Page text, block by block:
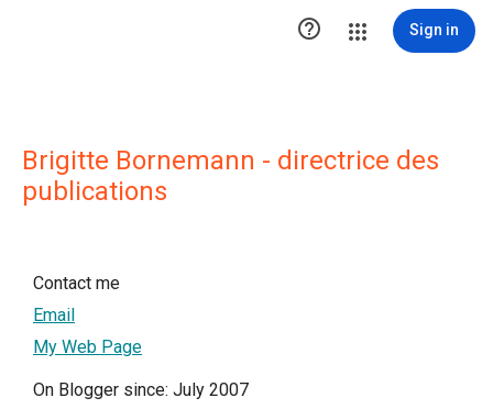
 Sign in
Brigitte Bornemann - directrice des
publications
Contact me
Email
My Web Page
On Blogger since: July 2007